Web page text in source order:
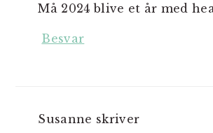
Må 2024 blive et år med
Besvar
Susanne skriver